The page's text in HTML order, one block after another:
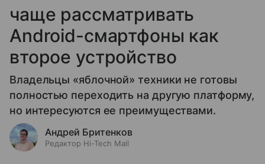
чаще рассматривать
Android-смартфоны как
второе устройство
Владельцы «яблочной» техники не готовы
полностью переходить на другую платформу,
но интересуются ее преимуществами.
Андрей Бритенков
Редактор Hi-Tech Mail